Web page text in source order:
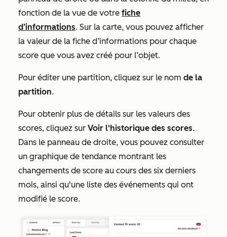
fonction de la vue de votre fiche
d’informations. Sur la carte, vous pouvez afficher
la valeur de la fiche d’informations pour chaque
score que vous avez créé pour l’objet.
Pour éditer une partition, cliquez sur le nom de la
partition.
Pour obtenir plus de détails sur les valeurs des
scores, cliquez sur Voir l'historique des scores.
Dans le panneau de droite, vous pouvez consulter
un graphique de tendance montrant les
changements de score au cours des six derniers
mois, ainsi qu'une liste des événements qui ont
modifié le score.